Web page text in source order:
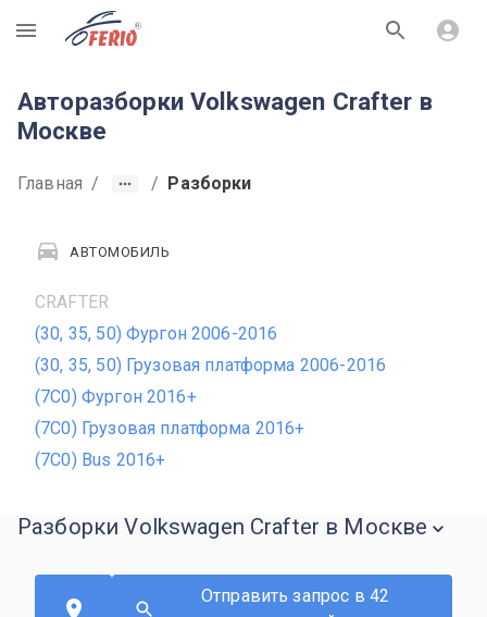
R
Авторазборки Volkswagen Crafter в
Москве
Главная / / Разборки
АВТОМОБИЛЬ
CRAFTER
(30, 35, 50) Фургон 2006-2016
(30, 35, 50) Грузовая платформа 2006-2016
(7C0) Фургон 2016+
(7C0) Грузовая платформа 2016+
(7C0) Bus 2016+
Разборки Volkswagen Crafter в Москве
Отправить запрос в 42